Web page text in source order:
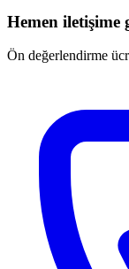
Hemen iletişime
Ön değerlendirme